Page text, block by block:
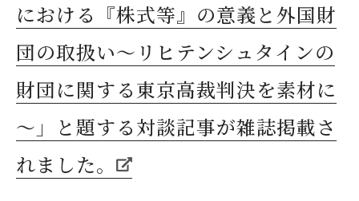
における『株式等』の意義と外国財
団の取扱い～リヒテンシュタインの
財団に関する東京高裁判決を素材に
～」と題する対談記事が雑誌掲載さ
れました。